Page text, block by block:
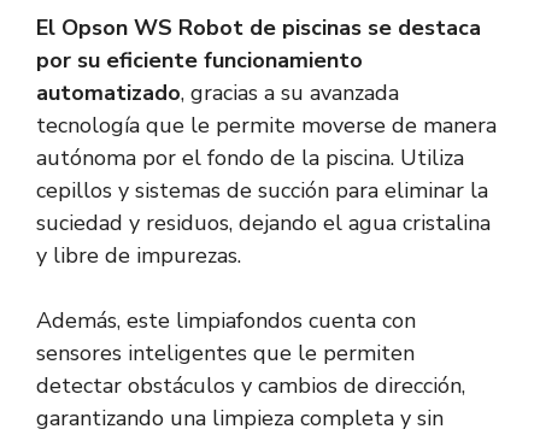
El Opson WS Robot de piscinas se destaca
por su eficiente funcionamiento
automatizado, gracias a su avanzada
tecnología que le permite moverse de manera
autónoma por el fondo de la piscina. Utiliza
cepillos y sistemas de succión para eliminar la
suciedad y residuos, dejando el agua cristalina
y libre de impurezas.
Además, este limpiafondos cuenta con
sensores inteligentes que le permiten
detectar obstáculos y cambios de dirección,
garantizando una limpieza completa y sin